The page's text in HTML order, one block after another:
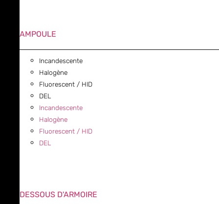
AMPOULE
Incandescente
Halogène
Fluorescent / HID
DEL
Incandescente
Halogène
Fluorescent / HID
DEL
DESSOUS D'ARMOIRE